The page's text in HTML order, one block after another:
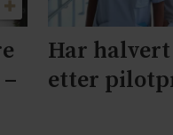
Har
etter